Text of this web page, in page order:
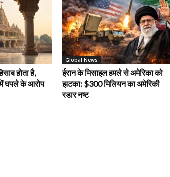
होता है,
घपले के आरोप
Global News
ईरान के मिसाइल हमले से अमेरिका को
झटका: $300 मिलियन का अमेरिकी
रडार नष्ट